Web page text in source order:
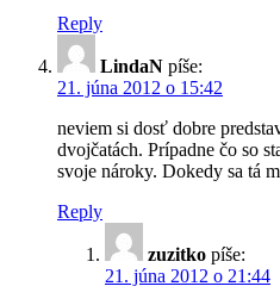
Reply
LindaN píše:
21. júna 2012 o 15:42
neviem si dosť dobre
dvojčatách. Prípadne čo so
svoje nároky. Dokedy sa tá
Reply
zuzitko píše:
21. júna 2012 o 21:44